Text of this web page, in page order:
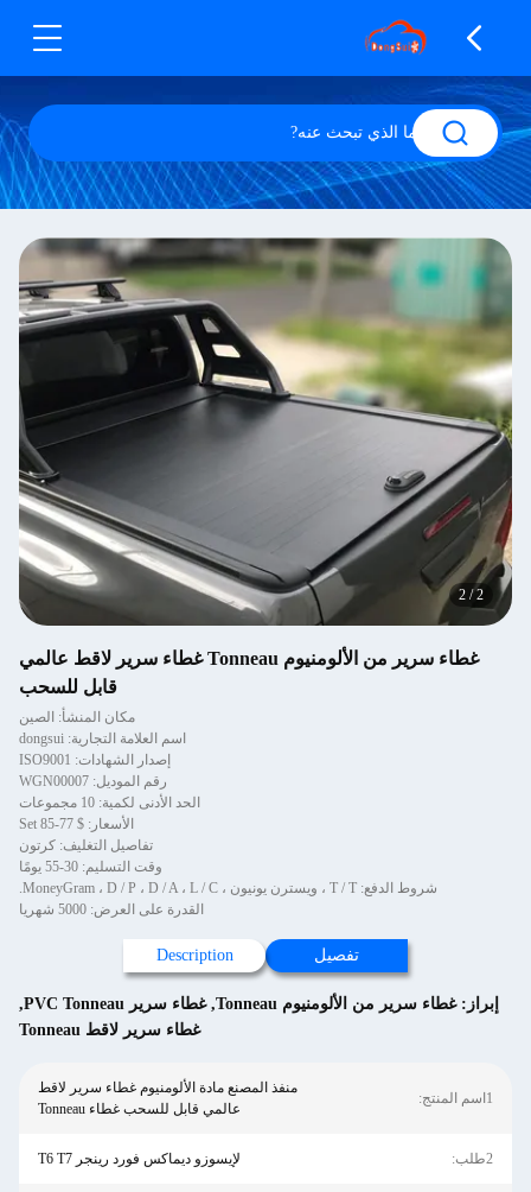
2 /2
غطاء سرير من الألومنيوم Tonneau غطاء سرير لاقط عالمي
قابل للسحب
مكان المنشأ: الصين
اسم العلامة التجارية: dongsui
إصدار الشهادات: ISO9001
رقم الموديل: WGN00007
الحد الأدنى لكمية: 10 مجموعات
الأسعار: $ 77-85 Set
تفاصيل التغليف: كرتون
وقت التسليم: 30-55 يومًا
شروط الدفع: T / T ، ويسترن يونيون ، MoneyGram ، D / P ، D / A ، L / C.
القدرة على العرض: 5000 شهريا
تفصيل Description
إبراز:غطاء سرير من الألومنيوم Tonneau ,غطاء سرير PVC Tonneau
,
غطاء سرير لاقط Tonneau
1اسم المنتج:
منفذ المصنع مادة الألومنيوم غطاء سرير لاقط
عالمي قابل للسحب غطاء Tonneau
2طلب: لإيسوزو ديماكس فورد رينجر T6 T7